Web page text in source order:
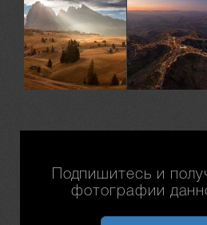
Подпишитесь и
фотографии